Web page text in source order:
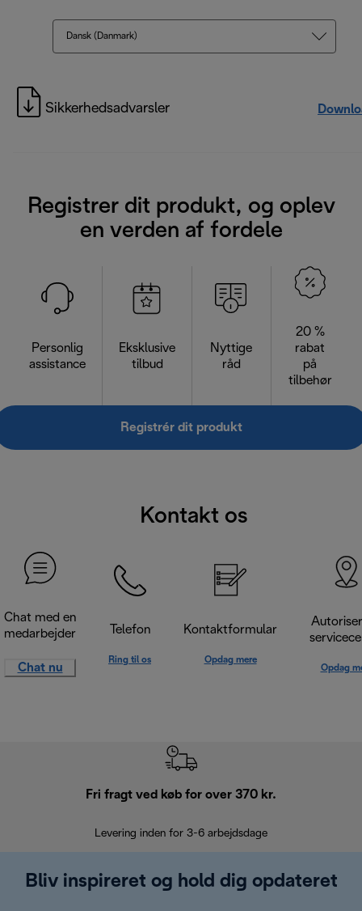
Dansk (Danmark)
Sikkerhedsadvarsler
Registrer dit produkt, og oplev
en verden af fordele
Personlig
assistance
Eksklusive
tilbud
Nyttige
råd
20 %
rabat
på
tilbehør
Registrér dit produkt
Kontakt os
Chat med en
medarbejder
Chat nu
Telefon
Ring til os
Kontaktformular
Opdag mere
Opdag
Fri fragt ved køb for over 370 kr.
Levering inden for 3-6 arbejdsdage
Bliv inspireret og hold dig opdateret